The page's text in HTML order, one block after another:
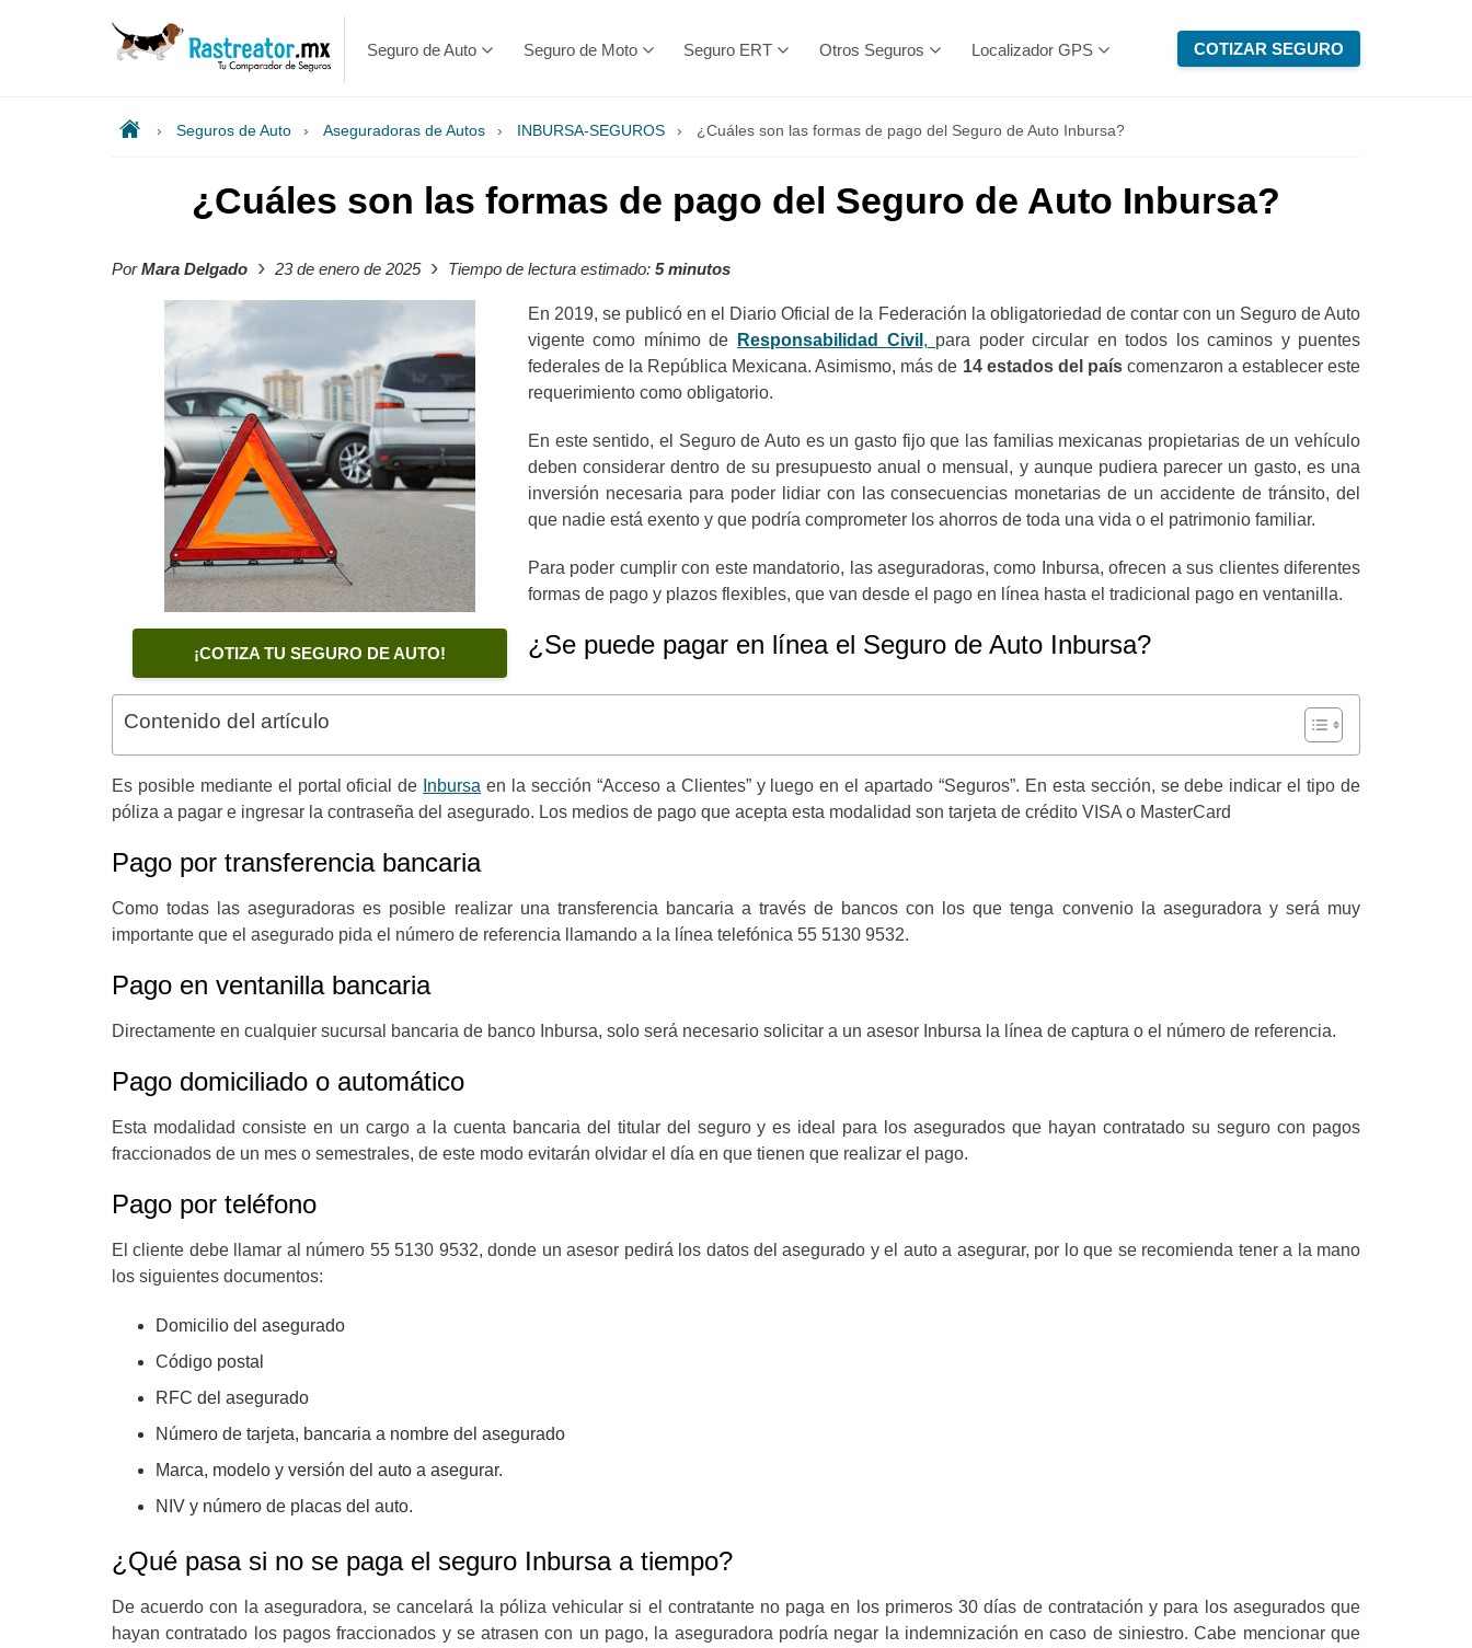
Seguro de Auto Seguro de Moto Seguro ERT Otros Seguros Localizador GPS COTIZAR SEGURO
› Seguros de Auto › Aseguradoras de Autos › INBURSA-SEGUROS › ¿Cuáles son las formas de pago del Seguro de Auto Inbursa?
¿Cuáles son las formas de pago del Seguro de Auto Inbursa?
PorMara Delgado › 23 de enero de 2025 › Tiempo de lectura estimado: 5 minutos
¡COTIZA TU SEGURO DE AUTO!
En 2019, se publicó en el Diario Oficial de la Federación la obligatoriedad de contar con un Seguro de Auto
vigente como mínimo de
Responsabilidad Civil , para poder circular en todos los caminos y puentes
federales de la República Mexicana. Asimismo, más de 14 estados del país comenzaron a establecer este
requerimiento como obligatorio.
En este sentido, el Seguro de Auto es un gasto fijo que las familias mexicanas propietarias de un vehículo
deben considerar dentro de su presupuesto anual o mensual, y aunque pudiera parecer un gasto, es una
inversión necesaria para poder lidiar con las consecuencias monetarias de un accidente de tránsito, del
que nadie está exento y que podría comprometer los ahorros de toda una vida o el patrimonio familiar.
Para poder cumplir con este mandatorio, las aseguradoras, como Inbursa, ofrecen a sus clientes diferentes
formas de pago y plazos flexibles, que van desde el pago en línea hasta el tradicional pago en ventanilla.
¿Se puede pagar en línea el Seguro de Auto Inbursa?
Contenido del artículo
Es posible mediante el portal oficial de Inbursa en la sección “Acceso a Clientes” y luego en el apartado “Seguros”. En esta sección, se debe indicar el tipo de
póliza a pagar e ingresar la contraseña del asegurado. Los medios de pago que acepta esta modalidad son tarjeta de crédito VISA o MasterCard
Pago por transferencia bancaria
Como todas las aseguradoras es posible realizar una transferencia bancaria a través de bancos con los que tenga convenio la aseguradora y será muy
importante que el asegurado pida el número de referencia llamando a la línea telefónica 55 5130 9532.
Pago en ventanilla bancaria
Directamente en cualquier sucursal bancaria de banco Inbursa, solo será necesario solicitar a un asesor Inbursa la línea de captura o el número de referencia.
Pago domiciliado o automático
Esta modalidad consiste en un cargo a la cuenta bancaria del titular del seguro y es ideal para los asegurados que hayan contratado su seguro con pagos
fraccionados de un mes o semestrales, de este modo evitarán olvidar el día en que tienen que realizar el pago.
Pago por teléfono
El cliente debe llamar al número 55 5130 9532, donde un asesor pedirá los datos del asegurado y el auto a asegurar, por lo que se recomienda tener a la mano
los siguientes documentos:
Domicilio del asegurado
Código postal
RFC del asegurado
Número de tarjeta, bancaria a nombre del asegurado
Marca, modelo y versión del auto a asegurar.
NIV y número de placas del auto.
¿Qué pasa si no se paga el seguro Inbursa a tiempo?
De acuerdo con la aseguradora, se cancelará la póliza vehicular si el contratante no paga en los primeros 30 días de contratación y para los asegurados que
hayan contratado los pagos fraccionados y se atrasen con un pago, la aseguradora podría negar la indemnización en caso de siniestro. Cabe mencionar que